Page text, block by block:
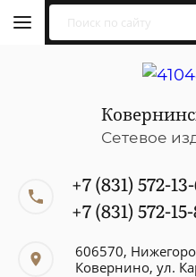
Сетевое
+7 (831) 572-
+7 (831) 572-
606570,
Ковернино, ул.